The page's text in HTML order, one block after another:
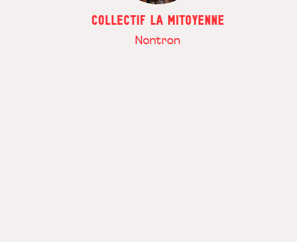
COLLECTIF LA MITOYENNE
Nontron